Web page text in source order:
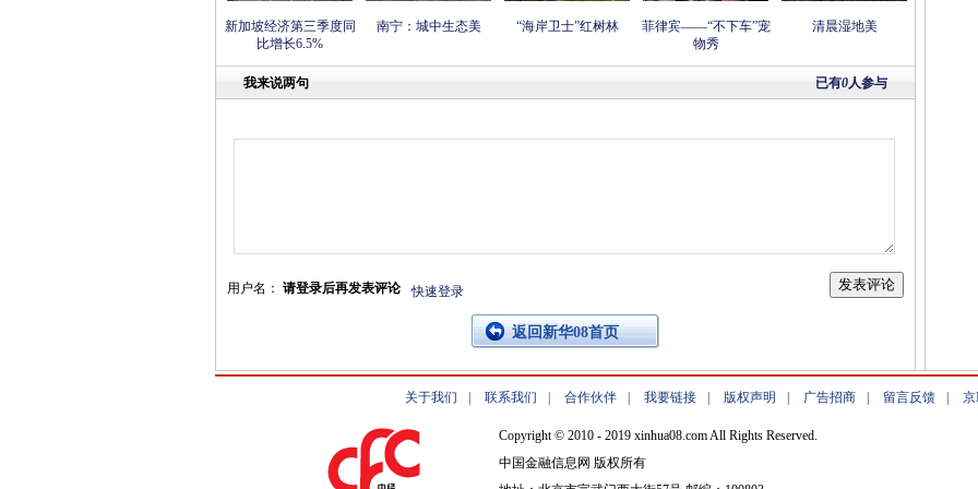
新加坡经济第三季度同
比增长6.5%
南宁：城中生态美 “海岸卫士”红树林
菲律宾——“不下车”宠
物秀
清晨湿地美
已有0人参与
我来说两句
用户名： 请登录后再发表评论 快速登录
返回新华08首页
关于我们 联系我们 合作伙伴 我要链接 版权声明 广告招商 留言反馈 京
Copyright © 2010 - 2019 xinhua08.com All Rights Reserved.
中国金融信息网 版权所有